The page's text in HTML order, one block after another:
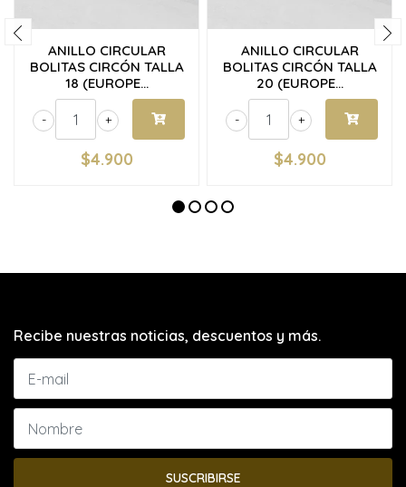
ANILLO CIRCULAR
BOLITAS CIRCÓN TALLA
18 (EUROPE...
+
-
$4.900
ANILLO CIRCULAR
BOLITAS CIRCÓN TALLA
20 (EUROPE...
+
-
$4.900
Recibe nuestras noticias, descuentos y más.
SUSCRIBIRSE